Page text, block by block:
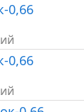
0,66
0,66